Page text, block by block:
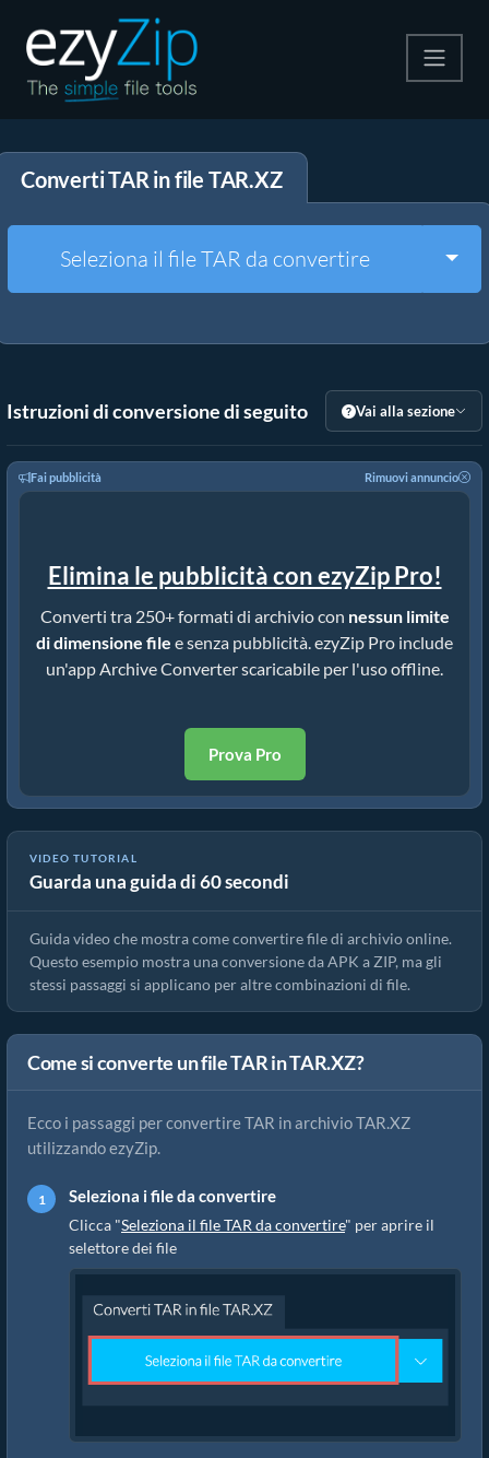
Decomprimi
Altri strumenti
Converti TAR in file TAR.XZ
Seleziona il file TAR da convertire
Istruzioni di conversione di seguito Vai alla sezione
Fai pubblicità Rimuovi annuncio
Elimina le pubblicità con ezyZip Pro!
Converti tra 250+ formati di archivio con nessun limite
di dimensione file e senza pubblicità. ezyZip Pro include
un'app Archive Converter scaricabile per l'uso offline.
Prova Pro
VIDEO TUTORIAL
Guarda una guida di 60 secondi
Come convertire file di archivio usando ezyZip
Guida video che mostra come convertire file di archivio online.
Questo esempio mostra una conversione da APK a ZIP, ma gli
stessi passaggi si applicano per altre combinazioni di file.
Come si converte un file TAR in TAR.XZ?
Ecco i passaggi per convertire TAR in archivio TAR.XZ
utilizzando ezyZip.
Seleziona i file da convertire
Clicca "Seleziona il file TAR da convertire" per aprire il
selettore dei file